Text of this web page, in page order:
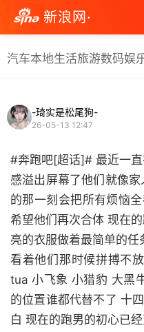
新浪网·
汽车本地生活旅游数码娱
-琦实是松尾狗-
26-05-13 12:47
#奔跑吧[超话]# 最近一
感溢出屏幕了他们就像
的那一刻会把所有烦恼
希望他们再次合体 现在
亮的衣服做着最简单的
看着他们那时候拼搏不
tua 小飞象 小猎豹 大黑
的位置谁都代替不了 十
白 现在的跑男的初心已